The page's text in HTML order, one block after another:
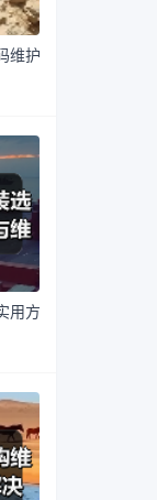
护5大实用方法
方法与维护技巧